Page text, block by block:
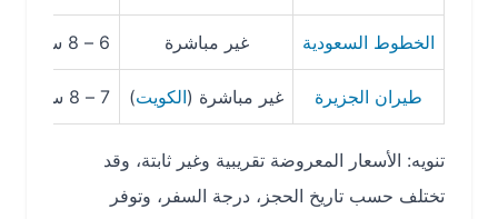
الخطوط السعودية غير مباشرة
طيران الجزيرة غير مباشرة (الكويت) 7 – 8 ساعات
تنويه: الأسعار المعروضة تقريبية وغير ثابتة، وقد
تختلف حسب تاريخ الحجز، درجة السفر، وتوفر